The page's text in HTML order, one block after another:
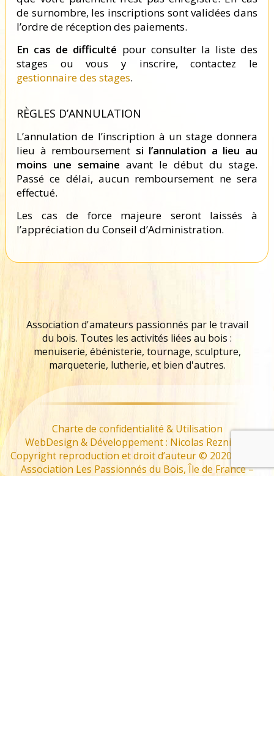
de surnombre, les inscriptions sont validées dans
l’ordre de réception des paiements.
En cas de difficulté pour consulter la liste des
stages ou vous y inscrire, contactez le
gestionnaire des stages.
RÈGLES D’ANNULATION
L’annulation de l’inscription à un stage donnera
lieu à remboursement si l’annulation a lieu au
moins une semaineavant le début du stage.
Passé ce délai, aucun remboursement ne sera
effectué.
Les cas de force majeure seront laissés à
l’appréciation du Conseil d’Administration.
Association d'amateurs passionnés par le travail
du bois. Toutes les activités liées au bois :
menuiserie, ébénisterie, tournage, sculpture,
marqueterie, lutherie, et bien d'autres.
Charte de confidentialité & Utilisation
WebDesign & Développement : Nicolas Reznikoff
Copyright reproduction et droit d’auteur © 2020 – 2022
Association Les Passionnés du Bois, Île de France –